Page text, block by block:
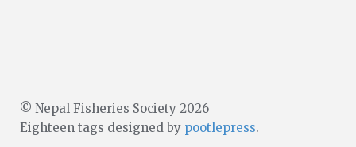
© Nepal Fisheries Society 2026
Eighteen tags designed by pootlepress.